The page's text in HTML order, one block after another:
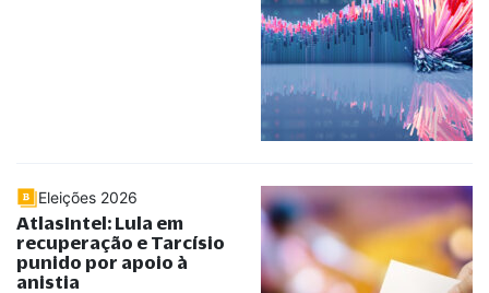
Eleições 2026
AtlasIntel: Lula em
recuperação e Tarcísio
punido por apoio à
anistia